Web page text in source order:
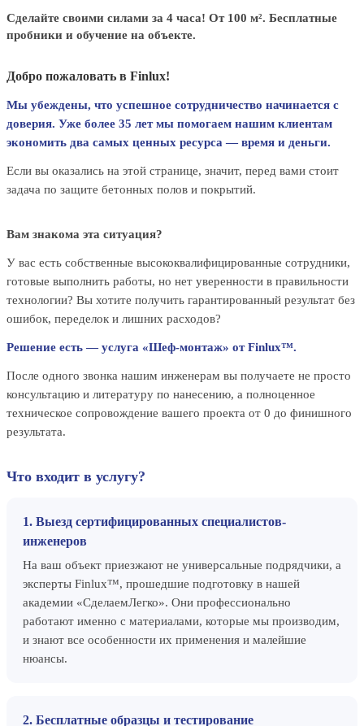
Сделайте своими силами за 4 часа! От 100 м². Бесплатные
пробники и обучение на объекте.
Добро пожаловать в Finlux!
Мы убеждены, что успешное сотрудничество начинается с
доверия. Уже более 35 лет мы помогаем нашим клиентам
экономить два самых ценных ресурса — время и деньги.
Если вы оказались на этой странице, значит, перед вами стоит
задача по защите бетонных полов и покрытий.
Вам знакома эта ситуация?
У вас есть собственные высококвалифицированные сотрудники,
готовые выполнить работы, но нет уверенности в правильности
технологии? Вы хотите получить гарантированный результат без
ошибок, переделок и лишних расходов?
Решение есть — услуга «Шеф-монтаж» от Finlux™.
После одного звонка нашим инженерам вы получаете не просто
консультацию и литературу по нанесению, а полноценное
техническое сопровождение вашего проекта от 0 до финишного
результата.
Что входит в услугу?
1. Выезд сертифицированных специалистов-
инженеров
На ваш объект приезжают не универсальные подрядчики, а
эксперты Finlux™, прошедшие подготовку в нашей
академии «СделаемЛегко». Они профессионально
работают именно с материалами, которые мы производим,
и знают все особенности их применения и малейшие
нюансы.
2. Бесплатные образцы и тестирование